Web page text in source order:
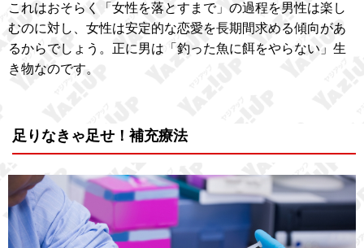
これはおそらく「女性を落とすまで」の過程を男性は楽し
むのに対し、女性は安定的な恋愛を長期間求める傾向があ
るからでしょう。正に男は「釣った魚に餌をやらない」生
き物なのです。
足りなきゃ足せ！補充療法